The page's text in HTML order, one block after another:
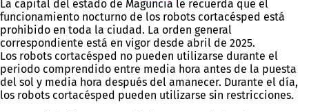
La capital del estado de Maguncia le recuerda que el
funcionamiento nocturno de los robots cortacésped está
prohibido en toda la ciudad. La orden general
correspondiente está en vigor desde abril de 2025.
Los robots cortacésped no pueden utilizarse durante el
periodo comprendido entre media hora antes de la puesta
del sol y media hora después del amanecer. Durante el día,
los robots cortacésped pueden utilizarse sin restricciones.